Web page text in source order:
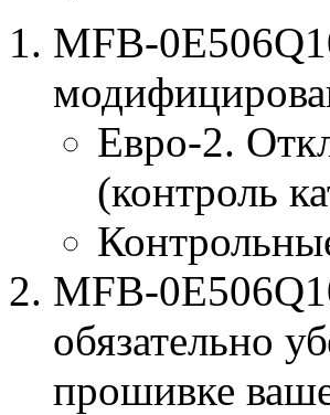
MFB-
Евро-2.
(контроль
MFB-
обязательно
прошивке